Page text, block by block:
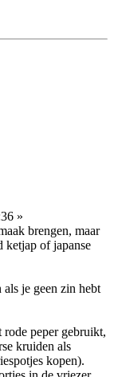
»
brengen, maar
ketjap of japanse
je geen zin hebt
rode peper gebruikt,
kruiden als
kopen).